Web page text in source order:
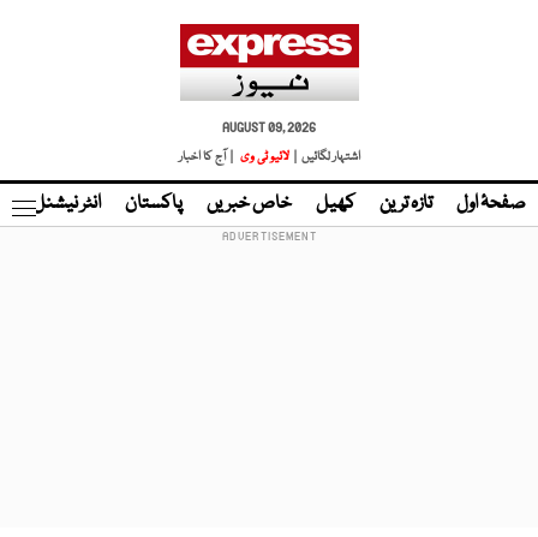
AUGUST 09, 2026
اشتہار لگائیں |
لائیو ٹی وی | آج کا اخبار
صفحۂ اول تازہ ترین کھیل خاص خبریں پاکستان انٹر نیشنل